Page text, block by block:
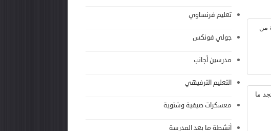
من
ما
تعليم فرنساوي
جولي فونكس
مدرسين أجانب
التعليم الترفيهي
معسكرات صيفية وشتوية
أنشطة ما بعد المدرسة